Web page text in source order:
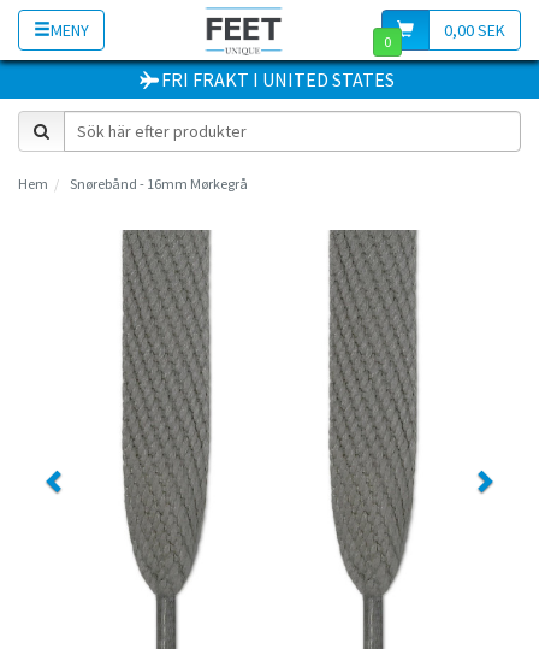
MENY 0,00 SEK
0
FRI FRAKT I UNITED STATES
Hem Snørebånd - 16mm Mørkegrå
Previous